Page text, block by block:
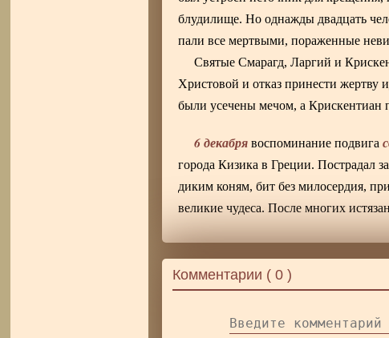
блудилище. Но однажды двадцать
пали все мертвыми, пораженные
Святые Смарагд, Ларгий и
Христовой и отказ принести
были усечены мечом, а Крискентиан
6 декабря воспоминание подвига
города Кизика в Греции. Пострадал
диким коням, бит без милосердия,
великие чудеса. После многих
Комментарии (0 )